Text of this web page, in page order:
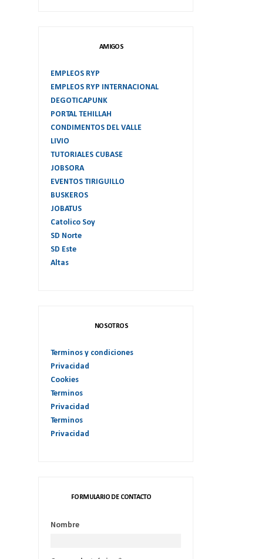
AMIGOS
EMPLEOS RYP
EMPLEOS RYP INTERNACIONAL
DEGOTICAPUNK
PORTAL TEHILLAH
CONDIMENTOS DEL VALLE
LIVIO
TUTORIALES CUBASE
JOBSORA
EVENTOS TIRIGUILLO
BUSKEROS
JOBATUS
Catolico Soy
SD Norte
SD Este
Altas
NOSOTROS
Terminos y condiciones
Privacidad
Cookies
Terminos
Privacidad
Terminos
Privacidad
FORMULARIO DE CONTACTO
Nombre